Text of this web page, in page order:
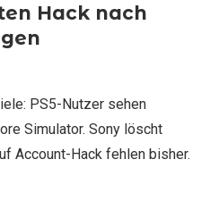
Hack nach
PS5-Nutzer sehen
Simulator. Sony löscht
Account-Hack fehlen bisher.